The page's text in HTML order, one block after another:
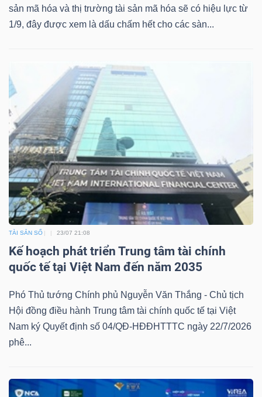
sản mã hóa và thị trường tài sản mã hóa sẽ có hiệu lực từ
1/9, đây được xem là dấu chấm hết cho các sàn...
TÀI SẢN SỐ 23/07 21:08
Kế hoạch phát triển Trung tâm tài chính
quốc tế tại Việt Nam đến năm 2035
Phó Thủ tướng Chính phủ Nguyễn Văn Thắng - Chủ tịch
Hội đồng điều hành Trung tâm tài chính quốc tế tại Việt
Nam ký Quyết định số 04/QĐ-HĐĐHTTTC ngày 22/7/2026
phê...